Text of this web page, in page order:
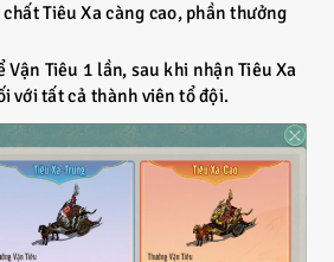
Tiêu Xa càng cao, phần thưởng
Vận Tiêu 1 lần, sau khi nhận Tiêu Xa
với tất cả thành viên tổ đội.